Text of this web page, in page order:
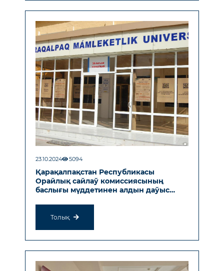
23.10.2024 5094
Қарақалпақстан Республикасы
Орайлық сайлаў комиссиясының
баслығы мүддетинен алдын даўыс
Толық